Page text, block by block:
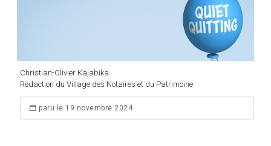
Christian-Olivier Kajabika
Rédaction du Village des Notaires et du Patrimoine
paru le 19 novembre 2024